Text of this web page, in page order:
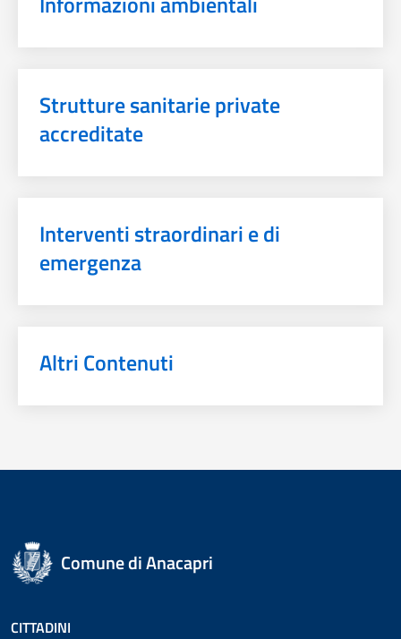
Strutture sanitarie private
accreditate
Interventi straordinari e di
emergenza
Altri Contenuti
Comune di Anacapri
CITTADINI